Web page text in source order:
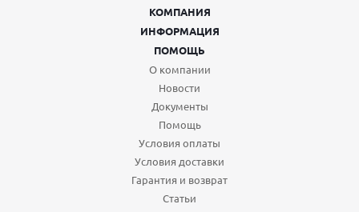
КОМПАНИЯ
ИНФОРМАЦИЯ
ПОМОЩЬ
О компании
Новости
Документы
Помощь
Условия оплаты
Условия доставки
Гарантия и возврат
Статьи